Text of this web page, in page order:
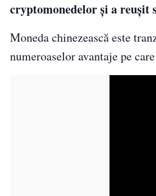
cryptomonedelor şi a reuşit
Moneda chinezească este
numeroaselor avantaje pe